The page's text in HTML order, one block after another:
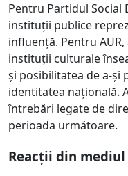
Pentru Partidul
instituții publice
influență. Pentru
instituții culturale
și posibilitatea de a-și
identitatea națională.
întrebări legate de
perioada următoare.
Reacții din